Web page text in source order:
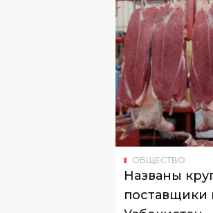
ОБЩЕСТВО
Названы
поставщики
Узбекистан
Об этом сообщил